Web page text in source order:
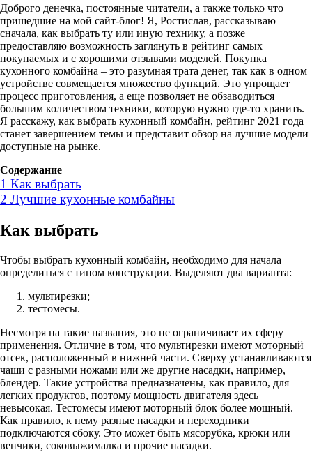
Доброго денечка, постоянные читатели, а также только что
пришедшие на мой сайт-блог! Я, Ростислав, рассказываю
сначала, как выбрать ту или иную технику, а позже
предоставляю возможность заглянуть в рейтинг самых
покупаемых и с хорошими отзывами моделей. Покупка
кухонного комбайна – это разумная трата денег, так как в одном
устройстве совмещается множество функций. Это упрощает
процесс приготовления, а еще позволяет не обзаводиться
большим количеством техники, которую нужно где-то хранить.
Я расскажу, как выбрать кухонный комбайн, рейтинг 2021 года
станет завершением темы и представит обзор на лучшие модели
доступные на рынке.
Содержание
1 Как выбрать
2 Лучшие кухонные комбайны
Как выбрать
Чтобы выбрать кухонный комбайн, необходимо для начала
определиться с типом конструкции. Выделяют два варианта:
мультирезки;
тестомесы.
Несмотря на такие названия, это не ограничивает их сферу
применения. Отличие в том, что мультирезки имеют моторный
отсек, расположенный в нижней части. Сверху устанавливаются
чаши с разными ножами или же другие насадки, например,
блендер. Такие устройства предназначены, как правило, для
легких продуктов, поэтому мощность двигателя здесь
невысокая. Тестомесы имеют моторный блок более мощный.
Как правило, к нему разные насадки и переходники
подключаются сбоку. Это может быть мясорубка, крюки или
венчики, соковыжималка и прочие насадки.